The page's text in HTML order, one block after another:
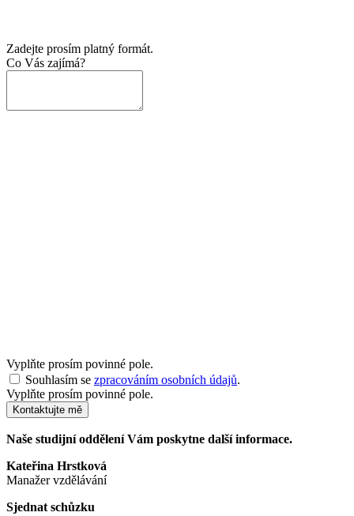
Zadejte prosím platný formát.
Co Vás zajímá?
Vyplňte prosím povinné pole.
Souhlasím se zpracováním osobních údajů.
Vyplňte prosím povinné pole.
Kontaktujte mě
Naše studijní oddělení Vám poskytne další informace.
Kateřina Hrstková
Manažer vzdělávání
Sjednat schůzku